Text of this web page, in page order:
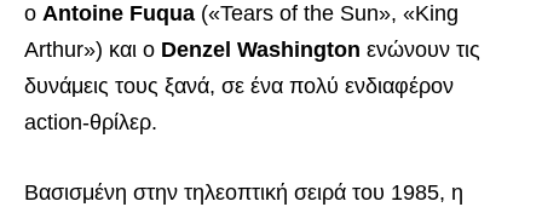
ο Antoine Fuqua («Tears of the Sun», «King
Arthur») και ο Denzel Washington ενώνουν τις
δυνάμεις τους ξανά, σε ένα πολύ ενδιαφέρον
action-θρίλερ.
Βασισμένη στην τηλεοπτική σειρά του 1985, η